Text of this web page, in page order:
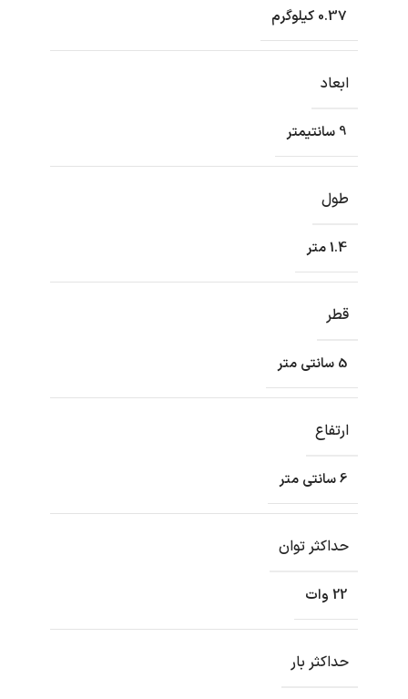
0.37 کیلوگرم
ابعاد
9 سانتیمتر
طول
1.4 متر
قطر
5 سانتی متر
ارتفاع
6 سانتی متر
حداکثر توان
22 وات
حداکثر بار